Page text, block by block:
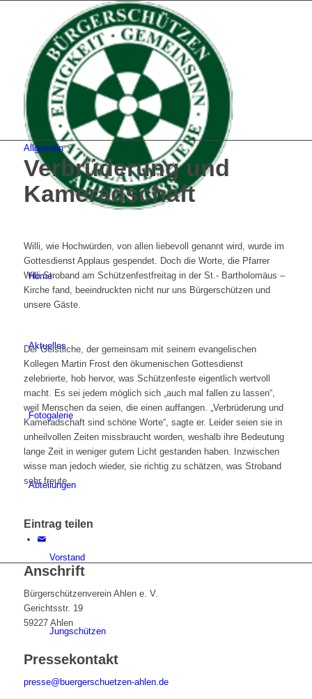
Home
Aktuelles
Fotogalerie
Abteilungen
Vorstand
Jungschützen
Allgemein
Verbrüderung und
Kameradschaft
Willi, wie Hochwürden, von allen liebevoll genannt wird, wurde im
Gottesdienst Applaus gespendet. Doch die Worte, die Pfarrer
Willi Stroband am Schützenfestfreitag in der St.- Bartholomäus –
Kirche fand, beeindruckten nicht nur uns Bürgerschützen und
unsere Gäste.
Der Geistliche, der gemeinsam mit seinem evangelischen
Kollegen Martin Frost den ökumenischen Gottesdienst
zelebrierte, hob hervor, was Schützenfeste eigentlich wertvoll
macht. Es sei jedem möglich sich „auch mal fallen zu lassen“,
weil Menschen da seien, die einen auffangen. „Verbrüderung und
Kameradschaft sind schöne Worte“, sagte er. Leider seien sie in
unheilvollen Zeiten missbraucht worden, weshalb ihre Bedeutung
lange Zeit in weniger gutem Licht gestanden haben. Inzwischen
wisse man jedoch wieder, sie richtig zu schätzen, was Stroband
sehr freute.
Eintrag teilen
Anschrift
Bürgerschützenverein Ahlen e. V.
Gerichtsstr. 19
59227 Ahlen
Pressekontakt
presse@buergerschuetzen-ahlen.de